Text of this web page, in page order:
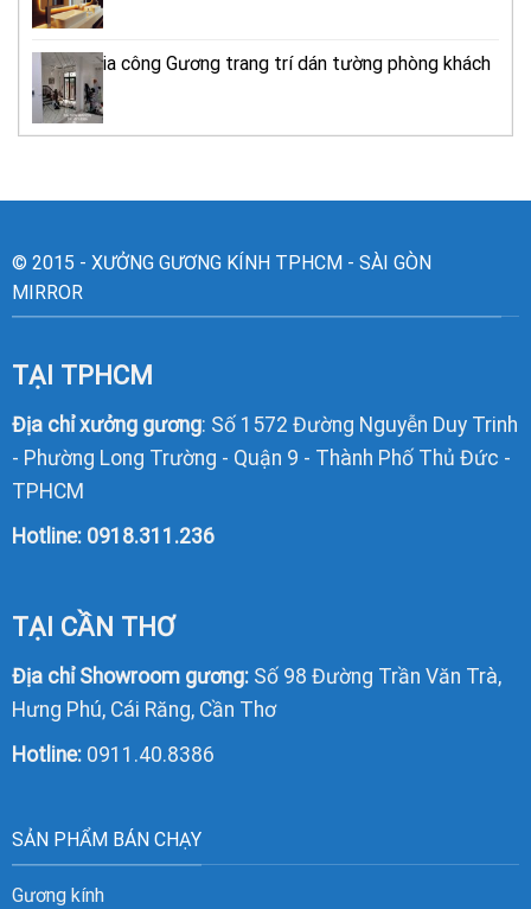
Xưởng gia công Gương trang trí dán tường phòng khách
TPHCM
© 2015 - XƯỞNG GƯƠNG KÍNH TPHCM - SÀI GÒN
MIRROR
TẠI TPHCM
Địa chỉ xưởng gương: Số 1572 Đường Nguyễn Duy Trinh
- Phường Long Trường - Quận 9 - Thành Phố Thủ Đức -
TPHCM
Hotline: 0918.311.236
TẠI CẦN THƠ
Địa chỉ Showroom gương:Số 98 Đường Trần Văn Trà,
Hưng Phú, Cái Răng, Cần Thơ
Hotline: 0911.40.8386
SẢN PHẨM BÁN CHẠY
Gương kính